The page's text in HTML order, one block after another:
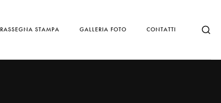
RASSEGNA STAMPA GALLERIA FOTO CONTATTI